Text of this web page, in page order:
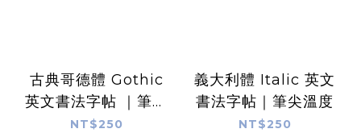
古典哥德體 Gothic
英文書法字帖 ｜筆尖
溫度
NT$250
義大利體 Italic 英文
書法字帖｜筆尖溫度
NT$250